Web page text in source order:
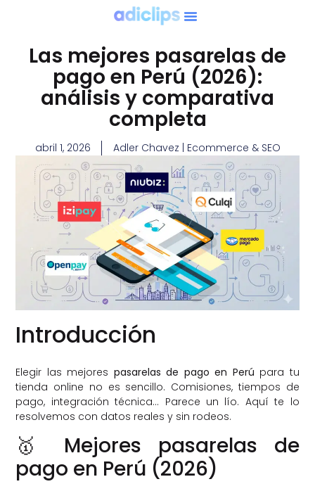
Las mejores pasarelas de
pago en Perú (2026):
análisis y comparativa
completa
abril 1, 2026 Adler Chavez | Ecommerce & SEO
Introducción
Elegir las mejores pasarelas de pago en Perú para tu
tienda online no es sencillo. Comisiones, tiempos de
pago, integración técnica… Parece un lío. Aquí te lo
resolvemos con datos reales y sin rodeos.
🥇 Mejores pasarelas de
pago en Perú (2026)